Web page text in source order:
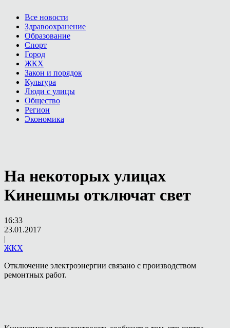
Все новости
Здравоохранение
Образование
Спорт
Город
ЖКХ
Закон и порядок
Культура
Люди с улицы
Общество
Регион
Экономика
На некоторых улицах
Кинешмы отключат свет
16:33
23.01.2017
|
ЖКХ
Отключение электроэнергии связано с производством
ремонтных работ.